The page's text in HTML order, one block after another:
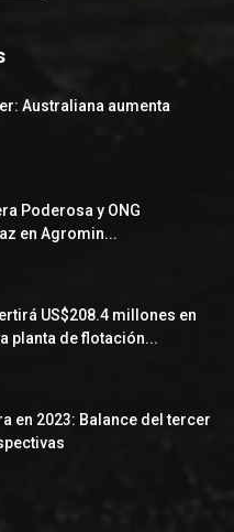
Australiana aumenta
Poderosa y ONG
en Agromin...
US$208.4 millones en
planta de flotación...
en 2023: Balance del tercer